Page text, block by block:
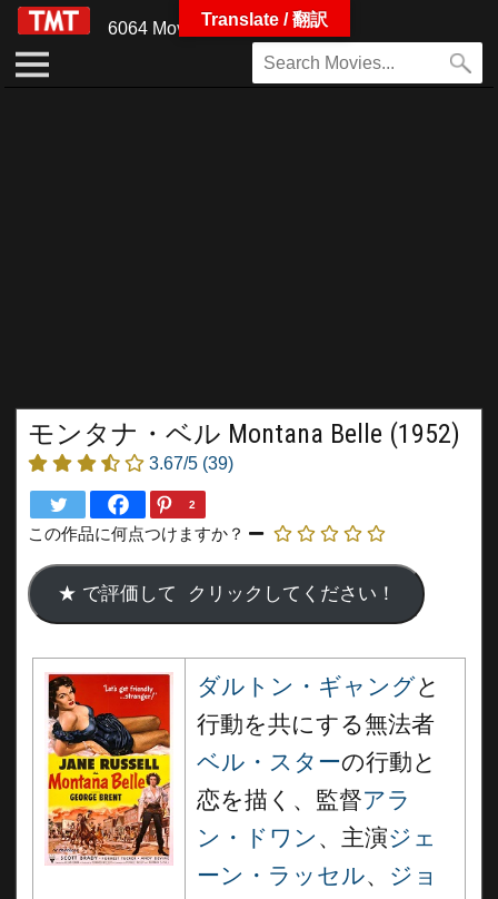
6064 Movies
モンタナ・ベル Montana Belle (1952)
3.67/5 (39)
2
この作品に何点つけますか？
ダルトン・ギャングと
行動を共にする無法者
ベル・スターの行動と
恋を描く、監督アラ
ン・ドワン 、主演ジェ
ーン・ラッセル、 ジョ
Translate / 翻訳